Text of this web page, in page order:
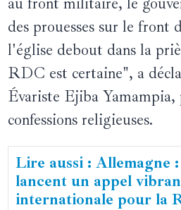
des prouesses sur le front
l'église debout dans la
RDC est certaine", a
Évariste Ejiba Yamampia,
confessions religieuses.
Lire aussi : Allemagne
lancent un appel
internationale pour la